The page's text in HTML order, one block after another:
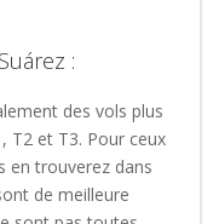
:
des vols plus
T2 et T3. Pour ceux
en trouverez dans
de meilleure